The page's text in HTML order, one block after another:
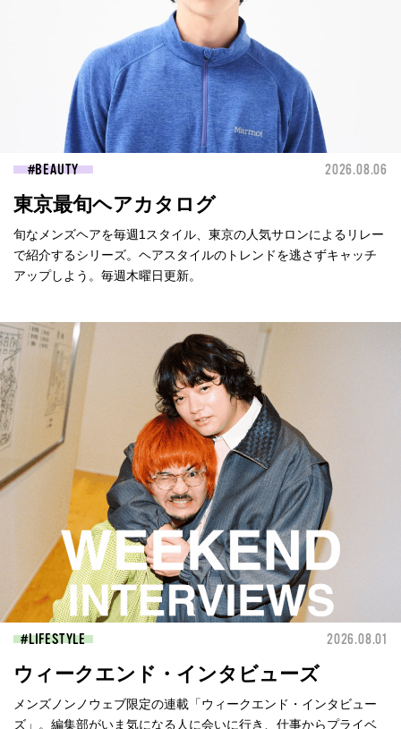
BEAUTY 2026.08.06
東京最旬ヘアカタログ
旬なメンズヘアを毎週1スタイル、東京の人気サロンによるリレー
で紹介するシリーズ。ヘアスタイルのトレンドを逃さずキャッチ
アップしよう。毎週木曜日更新。
LIFESTYLE 2026.08.01
ウィークエンド・インタビューズ
メンズノンノウェブ限定の連載「ウィークエンド・インタビュー
ズ」。編集部がいま気になる人に会いに行き、仕事からプライベ